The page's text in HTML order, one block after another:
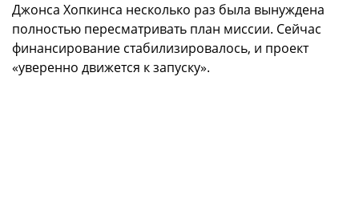
Джонса Хопкинса несколько раз была вынуждена
полностью пересматривать план миссии. Сейчас
финансирование стабилизировалось, и проект
«уверенно движется к запуску».